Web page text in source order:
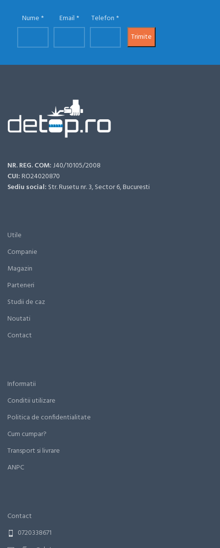
Nume Email Telefon
NR. REG. COM:J40/10105/2008
CUI:RO24020870
Sediu social: Str. Rusetu nr. 3, Sector 6, Bucuresti
Utile
Companie
Magazin
Parteneri
Studii de caz
Noutati
Contact
Informatii
Conditii utilizare
Politica de confidentialitate
Cum cumpar?
Transport si livrare
ANPC
Contact
0720338671